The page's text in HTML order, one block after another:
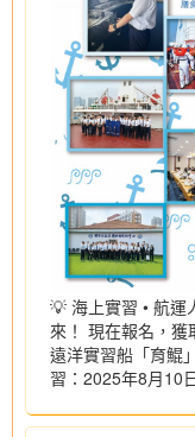
💡 海上實習 • 航
來！ 現在報名，
遠洋實習船「育鯤
習：2025年8月10